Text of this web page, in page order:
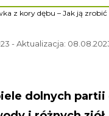
z kory dębu – Jak ją
- Aktualizacja:
dolnych partii